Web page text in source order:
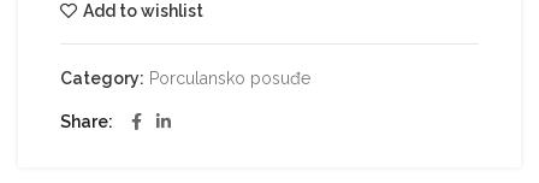
Add to wishlist
Category: Porculansko posuđe
Share